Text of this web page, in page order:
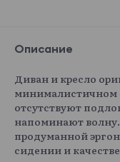
Esckimo 01
Описание
Диван и кресло
минималистичном
отсутствуют
напоминают
продуманной
сидении и